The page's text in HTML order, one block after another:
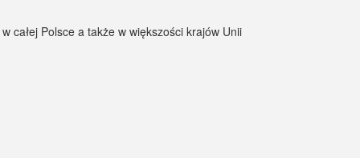
całej Polsce a także w większości krajów Unii